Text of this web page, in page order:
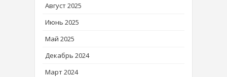
Август 2025
Июнь 2025
Май 2025
Декабрь 2024
Март 2024